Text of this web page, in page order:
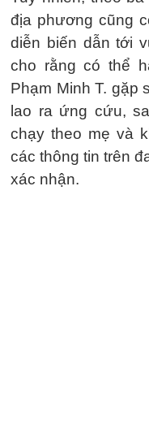
địa phương cũng
diễn biến dẫn tới
cho rằng có thể
Phạm Minh T.
lao ra ứng cứu,
chạy theo mẹ và
các thông tin trên
xác nhận.